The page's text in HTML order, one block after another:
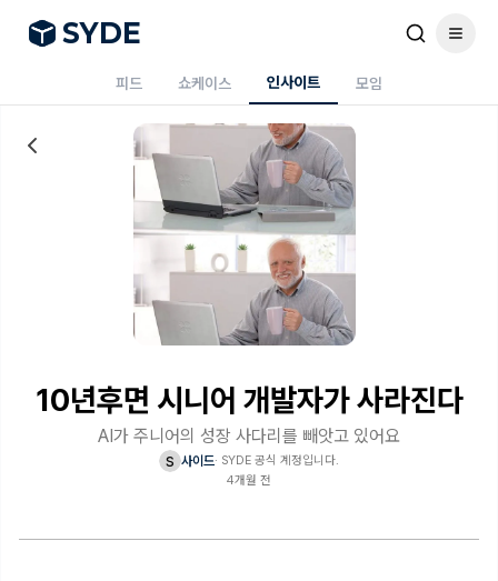
SYDE
피드 쇼케이스 인사이트 모임
10년후면 시니어 개발자가 사라진다
AI가 주니어의 성장 사다리를 빼앗고 있어요
s 사이드· SYDE 공식 계정입니다.
4개월 전